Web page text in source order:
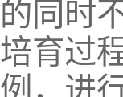
的同时
培育过